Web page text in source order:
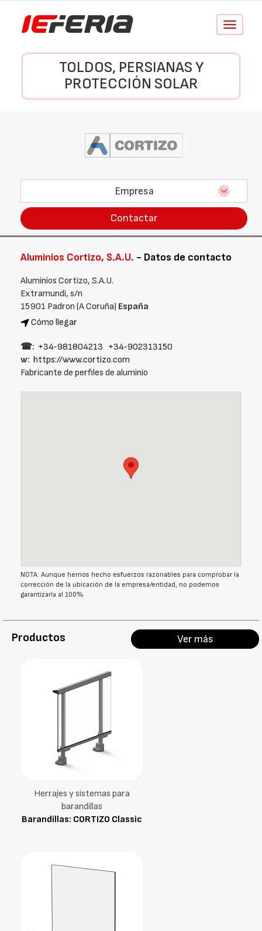
Conmutar
TOLDOS, PERSIANAS Y
PROTECCIÓN SOLAR
Empresa
Contactar
Aluminios Cortizo, S.A.U. - Datos de contacto
Aluminios Cortizo, S.A.U.
Extramundi, s/n
15901 Padron (A Coruña) España
Cómo llegar
☎: +34‑981804213 +34‑902313150
w: https://www.cortizo.com
Fabricante de perfiles de aluminio
NOTA: Aunque hemos hecho esfuerzos razonables para comprobar la
corrección de la ubicación de la empresa/entidad, no podemos
garantizarla al 100%
Productos Ver más
Herrajes y sistemas para
barandillas
Barandillas: CORTIZO Classic